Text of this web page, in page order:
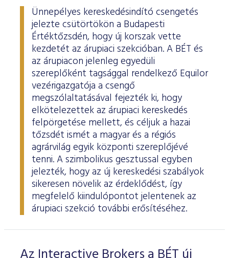
Ünnepélyes kereskedésindító csengetés
jelezte csütörtökön a Budapesti
Értéktőzsdén, hogy új korszak vette
kezdetét az árupiaci szekcióban. A BÉT és
az árupiacon jelenleg egyedüli
szereplőként tagsággal rendelkező Equilor
vezérigazgatója a csengő
megszólaltatásával fejezték ki, hogy
elkötelezettek az árupiaci kereskedés
felpörgetése mellett, és céljuk a hazai
tőzsdét ismét a magyar és a régiós
agrárvilág egyik központi szereplőjévé
tenni. A szimbolikus gesztussal egyben
jelezték, hogy az új kereskedési szabályok
sikeresen növelik az érdeklődést, így
megfelelő kiindulópontot jelentenek az
árupiaci szekció további erősítéséhez.